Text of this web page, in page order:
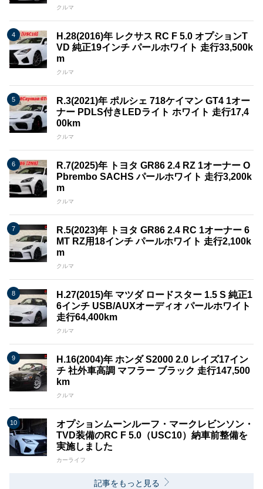
クルマ
H.28(2016)年 レクサス RC F 5.0 オプションT
VD 純正19インチ パールホワイト 走行33,500k
m
クルマ
R.3(2021)年 ポルシェ 718ケイマン GT4 1オー
ナー PDLS付きLEDライト ホワイト 走行17,4
00km
クルマ
R.7(2025)年 トヨタ GR86 2.4 RZ 1オーナー O
Pbrembo SACHS パールホワイト 走行3,200k
m
クルマ
R.5(2023)年 トヨタ GR86 2.4 RC 1オーナー 6
MT RZ用18インチ パールホワイト 走行2,100k
m
クルマ
H.27(2015)年 マツダ ロードスター 1.5 S 純正1
6インチ USB/AUXオーディオ パールホワイト
走行64,400km
クルマ
H.16(2004)年 ホンダ S2000 2.0 レイズ17イン
チ 社外車高調 マフラー ブラック 走行147,500
km
クルマ
オプションムーンルーフ・マークレビンソン・
TVD装備のRC F 5.0（USC10）納車前整備を
実施しました
カーライフ
記事をもっと見る